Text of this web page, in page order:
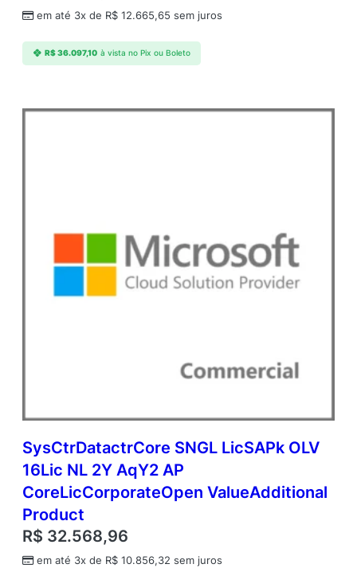
em até 3x de R$ 12.665,65 sem juros
R$36.097,10 à vista no Pix ou Boleto
SysCtrDatactrCore SNGL LicSAPk OLV
16Lic NL 2Y AqY2 AP
CoreLicCorporateOpen ValueAdditional
Product
R$ 32.568,96
em até 3x de R$ 10.856,32 sem juros